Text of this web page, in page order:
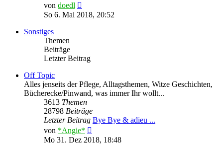
von doedl
Beitrag
So 6. Mai 2018, 20:52
Sonstiges
Themen
Beiträge
Letzter Beitrag
Off Topic
Alles jenseits der Pflege, Alltagsthemen, Witze Geschichten,
Bücherecke/Pinwand, was immer Ihr wollt...
3613 Themen
28798 Beiträge
Letzter Beitrag Bye Bye & adieu ...
von *Angie*
Beitrag
Mo 31. Dez 2018, 18:48